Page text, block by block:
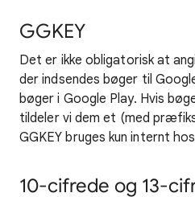
GGKEY
Det er ikke obligatorisk at
der indsendes bøger til
bøger i Google Play. Hvis
tildeler vi dem et (med
GGKEY bruges kun internt
10-cifrede og 13-